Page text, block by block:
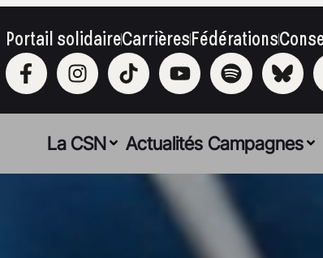
Portail solidaireCarrièresFédérations
La CSN Actualités Campagnes